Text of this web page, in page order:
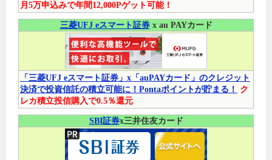
月5万申込みで年間12,000Pゲット可能！
三菱UFJ eスマート証券x au PAYカード
「三菱UFJ eスマート証券」x「auPAYカード」のクレジット
決済で投資信託の積立可能に！Pontaポイントが貯まる！
ク
レカ積立投信購入で0.5％還元
SBI証券x三井住友カード